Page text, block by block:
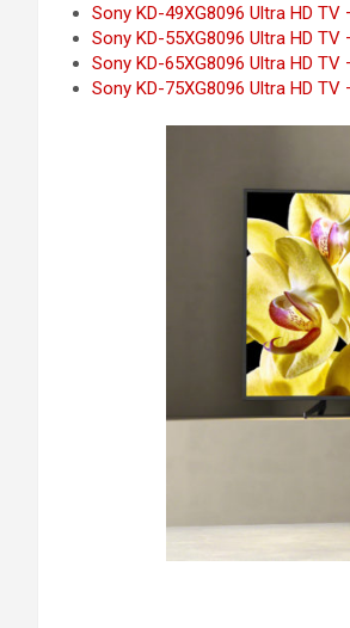
Sony KD-49XG8096 Ultra HD
Sony KD-55XG8096 Ultra HD
Sony KD-65XG8096 Ultra HD
Sony KD-75XG8096 Ultra HD